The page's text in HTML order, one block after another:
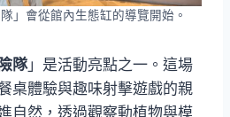
」會從館內生態缸的導覽開始。
隊」是活動亮點之一。這場
桌體驗與趣味射擊遊戲的親
自然，透過觀察動植物與模